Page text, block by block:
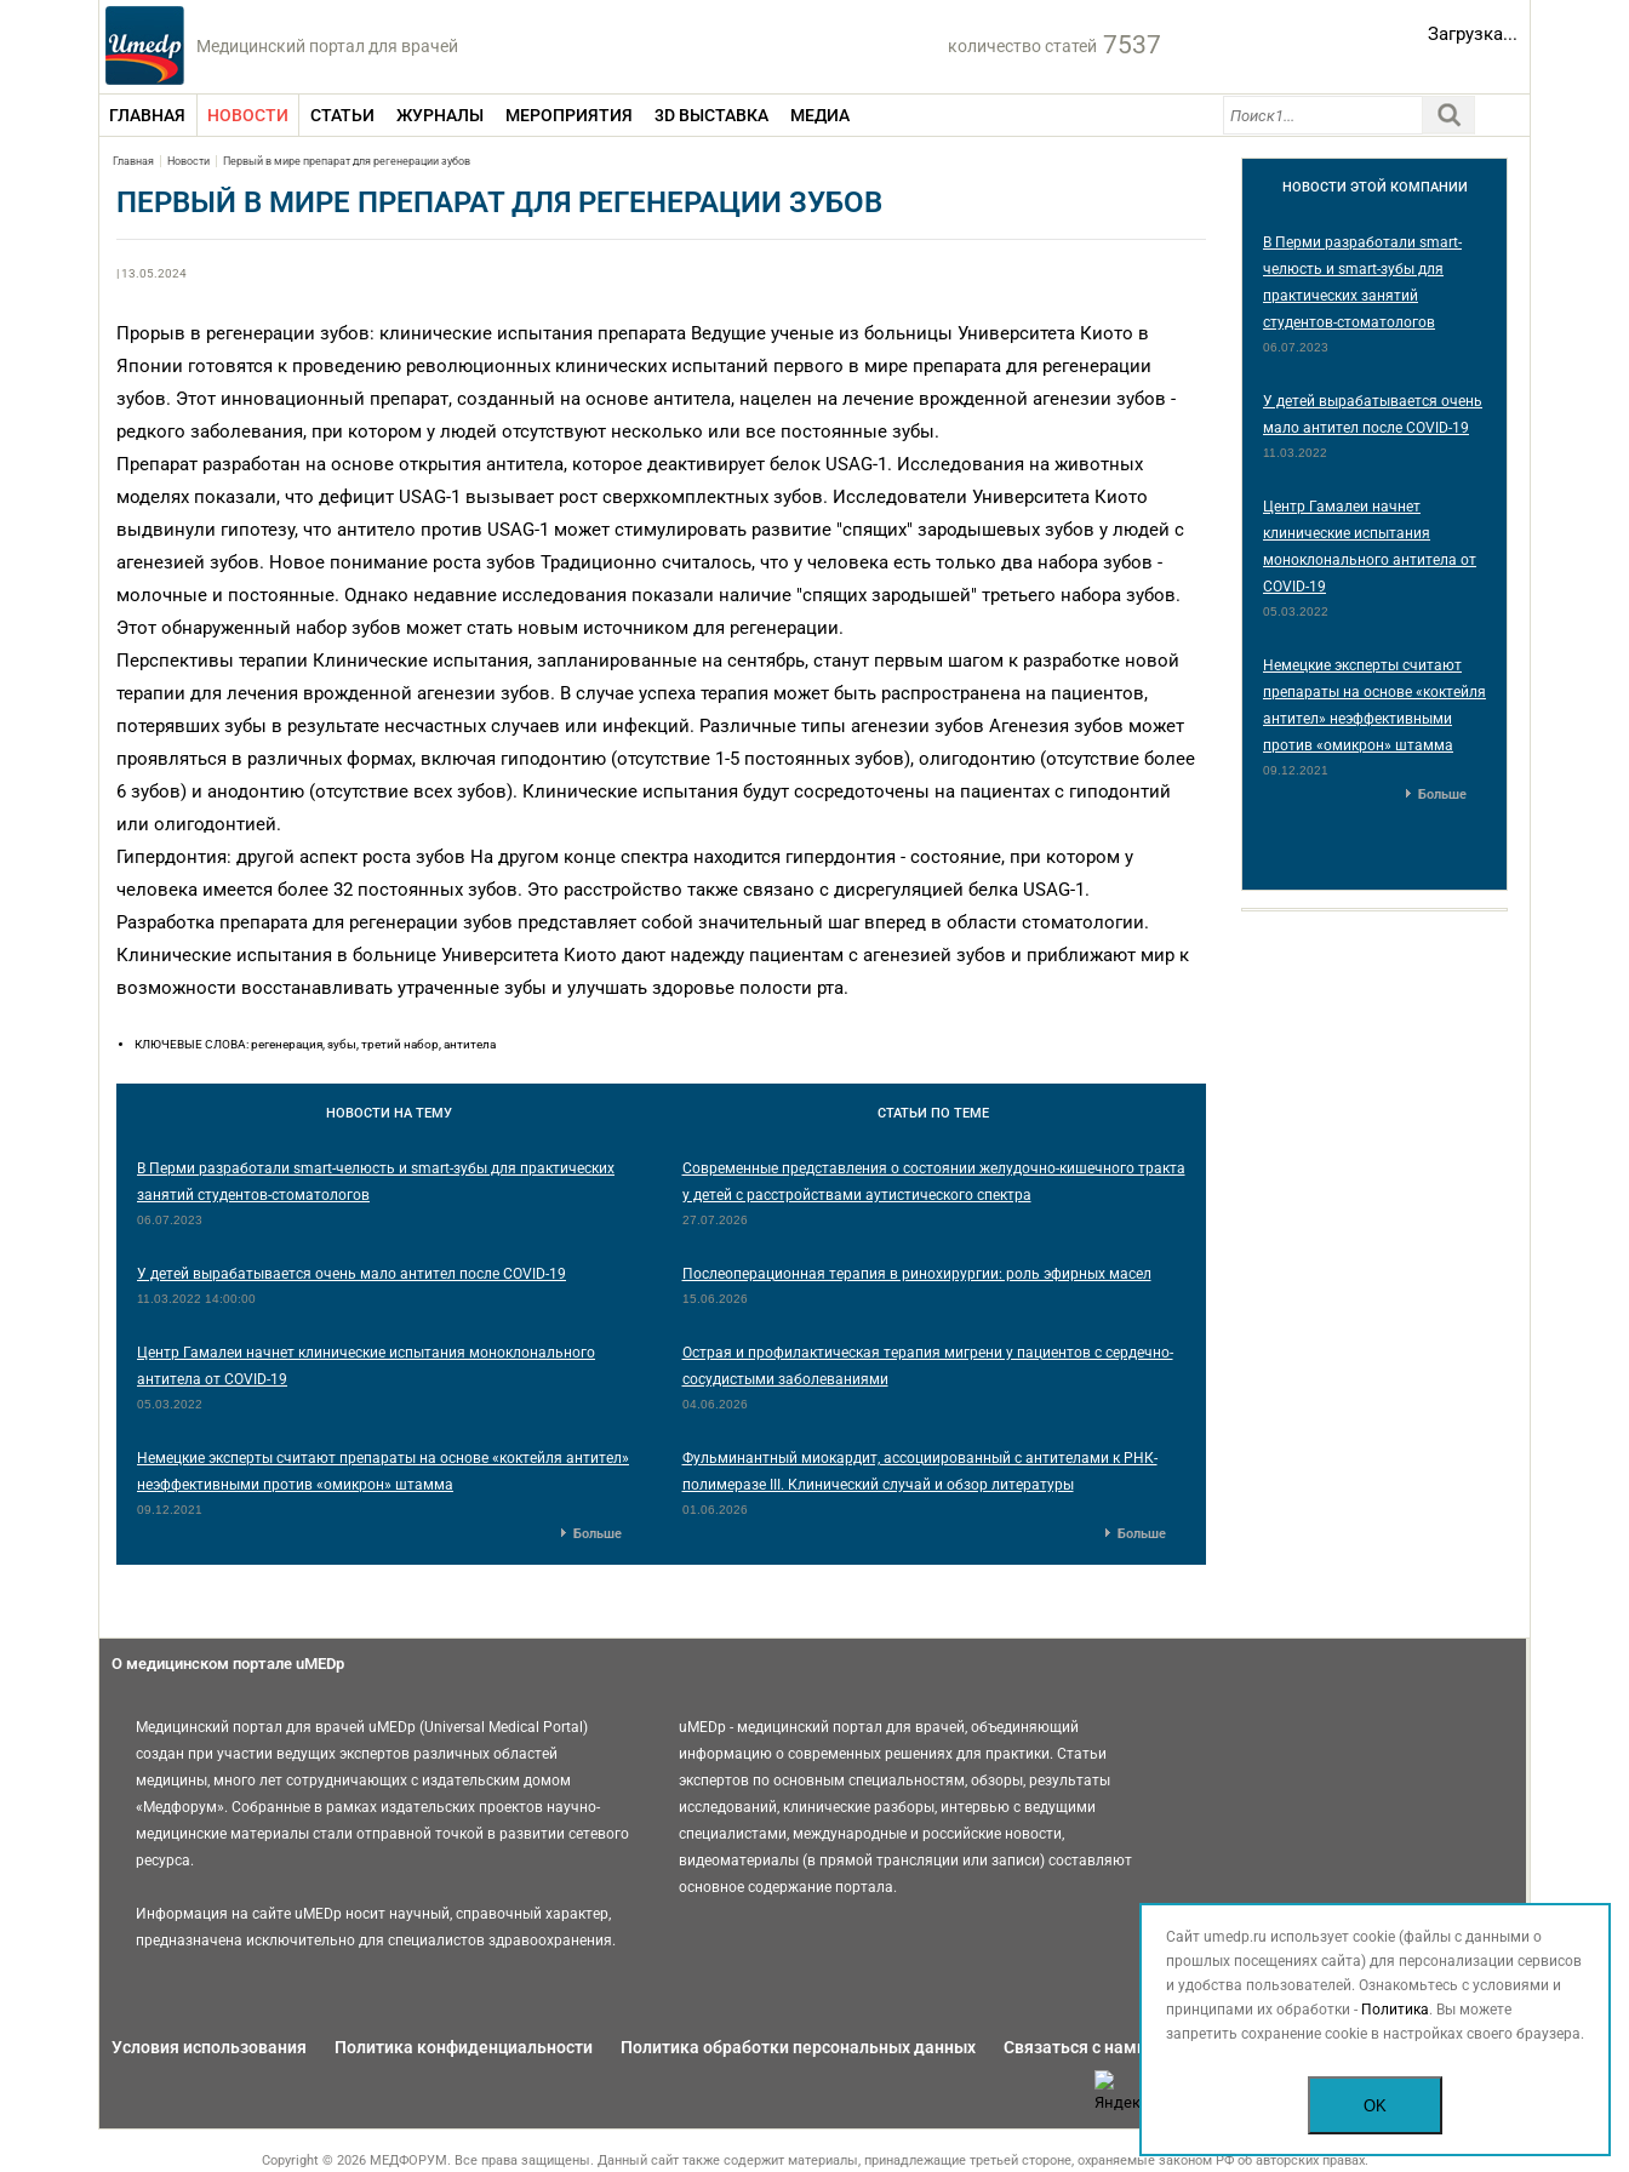
Медицинский портал для врачей количество статей 7537 Загрузка...
ГЛАВНАЯ НОВОСТИ СТАТЬИ ЖУРНАЛЫ МЕРОПРИЯТИЯ 3D ВЫСТАВКА МЕДИА
Главная Новости Первый в мире препарат для регенерации зубов
ПЕРВЫЙ В МИРЕ ПРЕПАРАТ ДЛЯ РЕГЕНЕРАЦИИ ЗУБОВ
| 13.05.2024
Прорыв в регенерации зубов: клинические испытания препарата Ведущие ученые из больницы Университета Киото в
Японии готовятся к проведению революционных клинических испытаний первого в мире препарата для регенерации
зубов. Этот инновационный препарат, созданный на основе антитела, нацелен на лечение врожденной агенезии зубов -
редкого заболевания, при котором у людей отсутствуют несколько или все постоянные зубы.
Препарат разработан на основе открытия антитела, которое деактивирует белок USAG-1. Исследования на животных
моделях показали, что дефицит USAG-1 вызывает рост сверхкомплектных зубов. Исследователи Университета Киото
выдвинули гипотезу, что антитело против USAG-1 может стимулировать развитие "спящих" зародышевых зубов у людей с
агенезией зубов. Новое понимание роста зубов Традиционно считалось, что у человека есть только два набора зубов -
молочные и постоянные. Однако недавние исследования показали наличие "спящих зародышей" третьего набора зубов.
Этот обнаруженный набор зубов может стать новым источником для регенерации.
Перспективы терапии Клинические испытания, запланированные на сентябрь, станут первым шагом к разработке новой
терапии для лечения врожденной агенезии зубов. В случае успеха терапия может быть распространена на пациентов,
потерявших зубы в результате несчастных случаев или инфекций. Различные типы агенезии зубов Агенезия зубов может
проявляться в различных формах, включая гиподонтию (отсутствие 1-5 постоянных зубов), олигодонтию (отсутствие более
6 зубов) и анодонтию (отсутствие всех зубов). Клинические испытания будут сосредоточены на пациентах с гиподонтий
или олигодонтией.
Гипердонтия: другой аспект роста зубов На другом конце спектра находится гипердонтия - состояние, при котором у
человека имеется более 32 постоянных зубов. Это расстройство также связано с дисрегуляцией белка USAG-1.
Разработка препарата для регенерации зубов представляет собой значительный шаг вперед в области стоматологии.
Клинические испытания в больнице Университета Киото дают надежду пациентам с агенезией зубов и приближают мир к
возможности восстанавливать утраченные зубы и улучшать здоровье полости рта.
КЛЮЧЕВЫЕ СЛОВА: регенерация, зубы, третий набор, антитела
НОВОСТИ НА ТЕМУ
В Перми разработали smart-челюсть и smart-зубы для практических
занятий студентов-стоматологов
06.07.2023
У детей вырабатывается очень мало антител после COVID-19
11.03.2022 14:00:00
Центр Гамалеи начнет клинические испытания моноклонального
антитела от COVID-19
05.03.2022
Немецкие эксперты считают препараты на основе «коктейля антител»
неэффективными против «омикрон» штамма
09.12.2021
Больше
СТАТЬИПО ТЕМЕ
Современные представления о состоянии желудочно-кишечного тракта
у детей с расстройствами аутистического спектра
27.07.2026
Послеоперационная терапия в ринохирургии: роль эфирных масел
15.06.2026
Острая и профилактическая терапия мигрени у пациентов с сердечно-
сосудистыми заболеваниями
04.06.2026
Фульминантный миокардит, ассоциированный с антителами к РНК-
полимеразе III. Клинический случай и обзор литературы
01.06.2026
Больше
НОВОСТИ ЭТОЙ КОМПАНИИ
В Перми разработали smart-
челюсть и smart-зубы для
практических занятий
студентов-стоматологов
06.07.2023
У детей вырабатывается очень
мало антител после COVID-19
11.03.2022
Центр Гамалеи начнет
клинические испытания
моноклонального антитела от
COVID-19
05.03.2022
Немецкие эксперты считают
препараты на основе «коктейля
антител» неэффективными
против «омикрон» штамма
09.12.2021
Больше
О медицинском портале uMEDp
Медицинский портал для врачей uMEDp (Universal Medical Portal)
создан при участии ведущих экспертов различных областей
медицины, много лет сотрудничающих с издательским домом
«Медфорум». Собранные в рамках издательских проектов научно-
медицинские материалы стали отправной точкой в развитии сетевого
ресурса.
Информация на сайте uMEDp носит научный, справочный характер,
предназначена исключительно для специалистов здравоохранения.
uMEDp - медицинский портал для врачей, объединяющий
информацию о современных решениях для практики. Статьи
экспертов по основным специальностям, обзоры, результаты
исследований, клинические разборы, интервью с ведущими
специалистами, международные и российские новости,
видеоматериалы (в прямой трансляции или записи) составляют
основное содержание портала.
Условия использования Политика конфиденциальности Политика обработки персональных данных Связаться с нами
Copyright © 2026 МЕДФОРУМ. Все права защищены. Данный сайт также содержит материалы, принадлежащие третьей стороне, охраняемые законом РФ об авторских правах.
Сайт umedp.ru использует cookie (файлы с данными о
прошлых посещениях сайта) для персонализации сервисов
и удобства пользователей. Ознакомьтесь с условиями и
принципами их обработки - Политика. Вы можете
запретить сохранение cookie в настройках своего браузера.
OK